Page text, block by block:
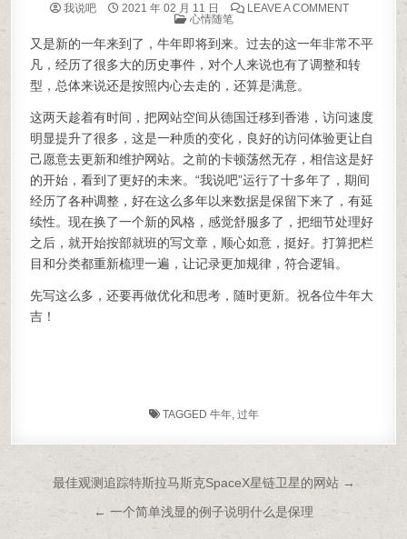
我说吧 2021 年 02 月 11 日 LEAVE A COMMENTON 写在牛
POSTED IN
心情随笔
又是新的一年来到了，牛年即将到来。过去的这一年非常不平
凡，经历了很多大的历史事件，对个人来说也有了调整和转
型，总体来说还是按照内心去走的，还算是满意。
这两天趁着有时间，把网站空间从德国迁移到香港，访问速度
明显提升了很多，这是一种质的变化，良好的访问体验更让自
己愿意去更新和维护网站。之前的卡顿荡然无存，相信这是好
的开始，看到了更好的未来。“我说吧”运行了十多年了，期间
经历了各种调整，好在这么多年以来数据是保留下来了，有延
续性。现在换了一个新的风格，感觉舒服多了，把细节处理好
之后，就开始按部就班的写文章，顺心如意，挺好。打算把栏
目和分类都重新梳理一遍，让记录更加规律，符合逻辑。
先写这么多，还要再做优化和思考，随时更新。祝各位牛年大
吉！
TAGGED 牛年, 过年
文章导航
最佳观测追踪特斯拉马斯克SpaceX星链卫星的网站 →
← 一个简单浅显的例子说明什么是保理